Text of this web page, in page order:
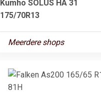
Kumho SOLUS HA 31
175/70R13
Meerdere shops